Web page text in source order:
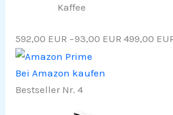
Kaffee
592,00 EUR −93,00 EUR 499,00
Bei Amazon kaufen
Bestseller Nr. 4